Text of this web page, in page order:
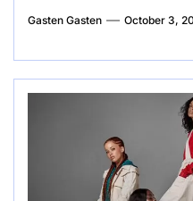
Gasten Gasten October 3,